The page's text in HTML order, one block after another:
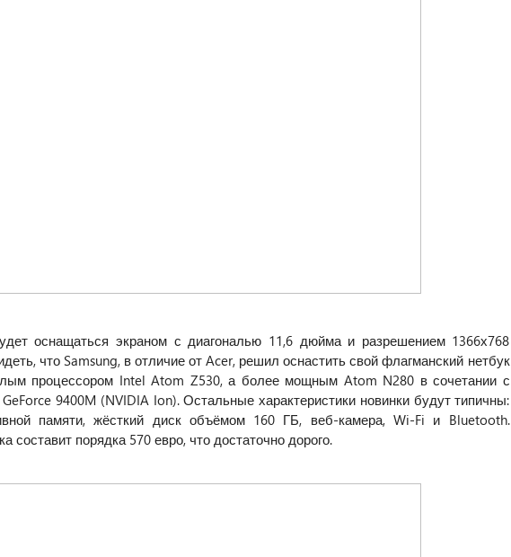
оснащаться экраном с диагональю 11,6 дюйма и разрешением 1366х768
что Samsung, в отличие от Acer, решил оснастить свой флагманский нетбук
процессором Intel Atom Z530, а более мощным Atom N280 в сочетании с
9400M (NVIDIA Ion). Остальные характеристики новинки будут типичны:
памяти, жёсткий диск объёмом 160 ГБ, веб-камера, Wi-Fi и Bluetooth.
составит порядка 570 евро, что достаточно дорого.